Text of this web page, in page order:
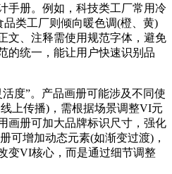
手册。例如，科技类工厂常用冷
类工厂则倾向暖色调(橙、黄)
文、注释需使用规范字体，避免
的统一，能让用户快速识别品
”。产品画册可能涉及不同使
上传播)，需根据场景调整VI元
画册可加大品牌标识尺寸，强化
可增加动态元素(如渐变过渡)，
变VI核心，而是通过细节调整